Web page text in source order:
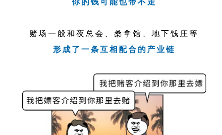
赌场一般和夜总会、桑拿馆、地下钱庄等
形成了一条互相配合的产业链